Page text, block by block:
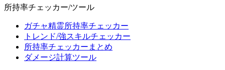
所持率チェッカー/ツール
ガチャ精霊所持率チェッカー
トレンド/強スキルチェッカー
所持率チェッカーまとめ
ダメージ計算ツール